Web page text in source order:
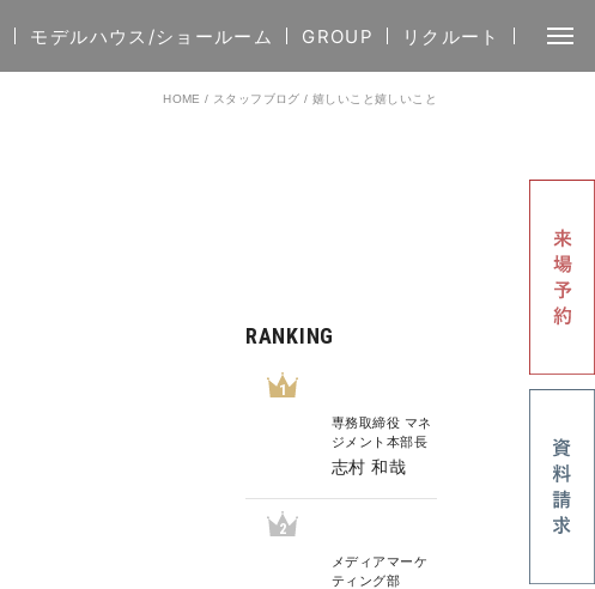
モデルハウス/ショールーム GROUP リクルート
HOME / スタッフブログ / 嬉しいこと嬉しいこと
RANKING
1
専務取締役 マネ
ジメント本部長
志村 和哉
2
メディアマーケ
ティング部